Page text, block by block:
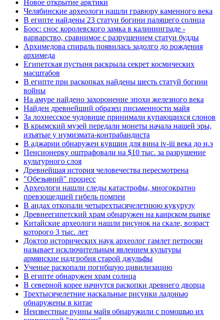
Новое открытие арктики
Челябинские археологи нашли гравюру каменного века
В египте найдены 23 статуи богини палящего солнца
Боос: снос королевского замка в калининграде -
варварство, сравнимое с разрушением статуи будды
Архимедова спираль появилась задолго до рождения
архимеда
Египетская пустыня раскрыла секрет космических
масштабов
В египте при раскопках найдены шесть статуй богини
войны
На амуре найдено захоронение эпохи железного века
Найден древнейший образец письменности майя
За лохнесское чудовище принимали купающихся слонов
В крымский музей передали монеты начала нашей эры,
изъятые у нумизмата-контрабандиста
В аджарии обнаружен кувшин для вина iv-iii века до н.э
Пенсионерку оштрафовали на $10 тыс. за разрушение
культурного слоя
Древнейшая история человечества пересмотрена
"Обезьяний" процесс
Археологи нашли следы катастрофы, многократно
превзошедшей гибель помпеи
В андах откопали четырехтысячелетнюю кукурузу
Древнеегипетский храм обнаружен на каирском рынке
Китайские археологи нашли рисунок на скале, возраст
которого 3 тыс. лет
Доктор исторических наук археолог гамлет петросян
называет исключительным явлением культуры
армянские надгробия старой джульфы
Ученые раскопали погибшую цивилизацию
В египте обнаружен храм солнца
В северной корее начнутся раскопки древнего дворца
Трехтысячелетние наскальные рисунки ладонью
обнаружены в китае
Неизвестные руины майя обнаружили с помощью их